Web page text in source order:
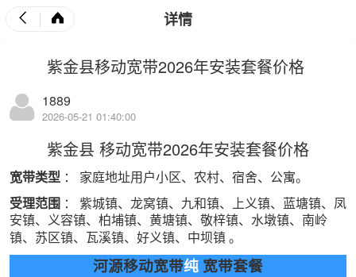
详情
紫金县移动宽带2026年安装套餐价格
1889
2026-05-21 01:40:00
紫金县 移动宽带2026年安装套餐价格
宽带类型 ：
家庭地址用户小区、农村、宿舍、公寓。
受理范围 ：
紫城镇、龙窝镇、九和镇、上义镇、蓝塘镇、凤
安镇、义容镇、柏埔镇、黄塘镇、敬梓镇、水墩镇、南岭
镇、苏区镇、瓦溪镇、好义镇、中坝镇。
河源移动宽带纯 宽带套餐